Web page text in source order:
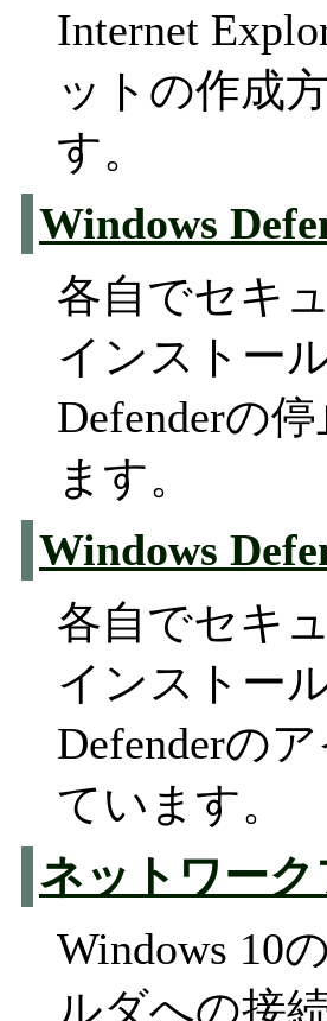
Internet
ットの作成
す。
Windows
各自でセキ
インストー
Defenderの
ます。
Windows
各自でセキ
インストー
Defenderの
ています。
ネットワー
Windows 10
ルダへの接